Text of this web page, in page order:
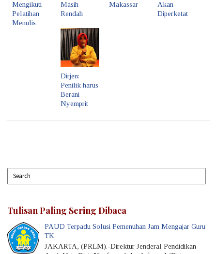
Mengikuti
Pelatihan
Menulis
Masih
Rendah
Makassar
Akan
Diperketat
Dirjen:
Penilik harus
Berani
Nyemprit
Tulisan Paling Sering Dibaca
PAUD Terpadu Solusi Pemenuhan Jam Mengajar Guru
TK
JAKARTA, (PRLM).-Direktur Jenderal Pendidikan